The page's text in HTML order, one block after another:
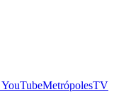
YouTubeMetrópolesTV